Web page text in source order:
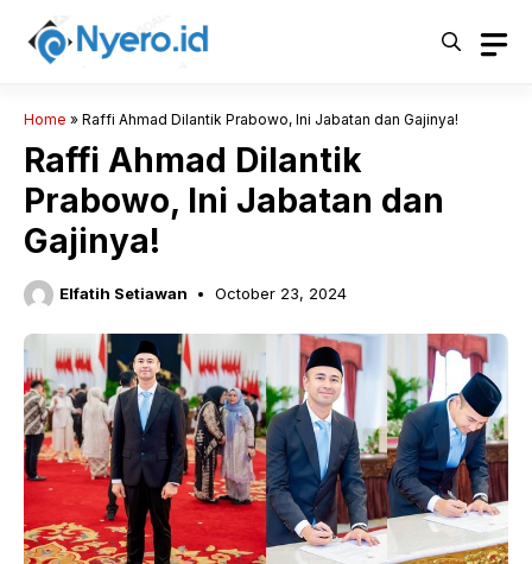
Home » Raffi Ahmad Dilantik Prabowo, Ini Jabatan dan Gajinya!
Raffi Ahmad Dilantik
Prabowo, Ini Jabatan dan
Gajinya!
Elfatih Setiawan October 23, 2024